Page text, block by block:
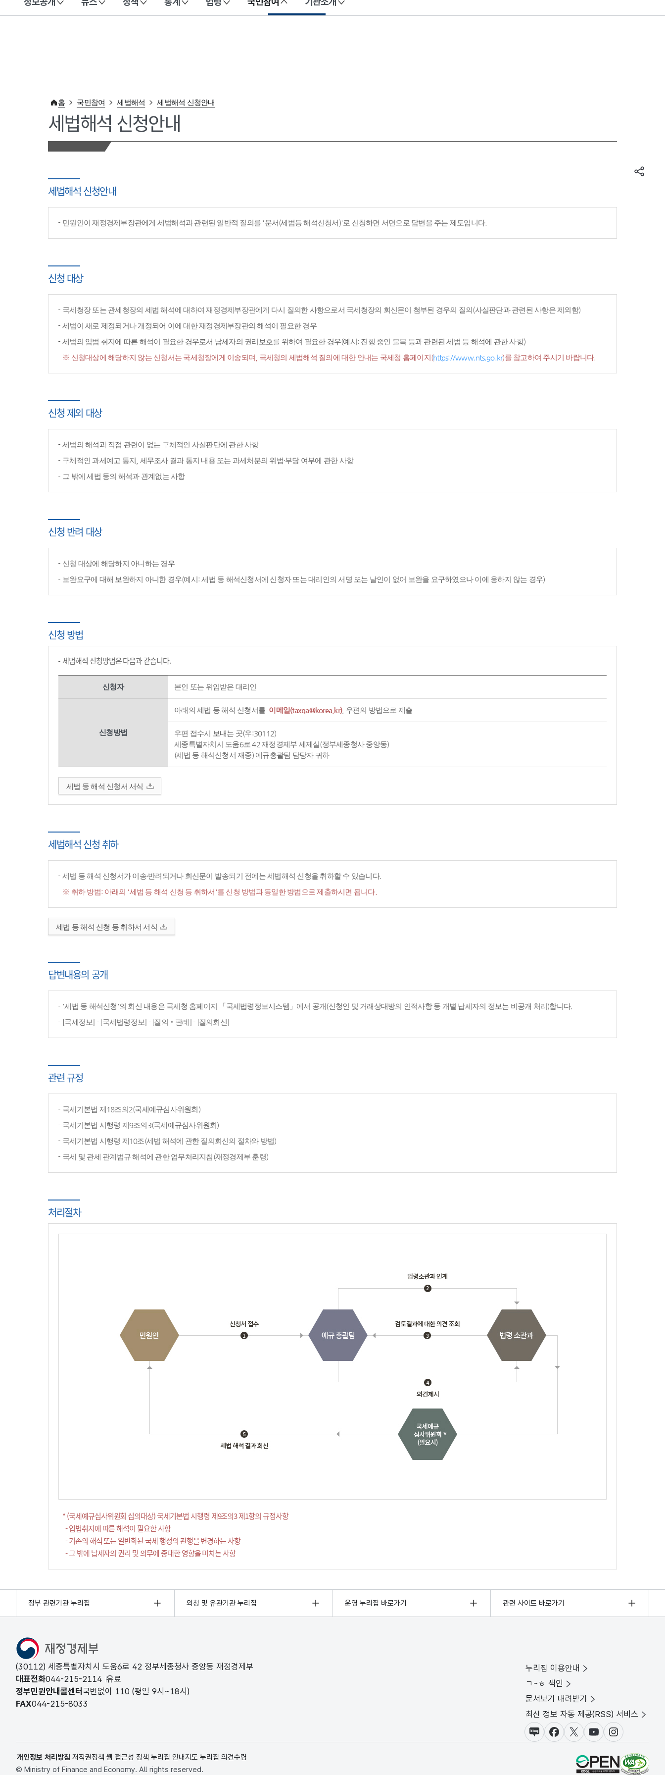
이 누리집은 대한민국 공식 전자정부 누리집입니다.
홈 국민참여 세법해석 세법해석 신청안내
세법해석 신청안내
세법해석 신청안내
민원인이 재정경제부장관에게 세법해석과 관련된 일반적 질의를 '문서(세법등 해석신청서)'로 신청하면 서면으로 답변을 주는 제도입니다.
신청 대상
국세청장 또는 관세청장의 세법 해석에 대하여 재정경제부장관에게 다시 질의한 사항으로서 국세청장의 회신문이 첨부된 경우의 질의(사실판단과 관련된 사항은 제외함)
세법이 새로 제정되거나 개정되어 이에 대한 재정경제부장관의 해석이 필요한 경우
세법의 입법 취지에 따른 해석이 필요한 경우로서 납세자의 권리보호를 위하여 필요한 경우(예시: 진행 중인 불복 등과 관련된 세법 등 해석에 관한 사항)
※ 신청대상에 해당하지 않는 신청서는 국세청장에게 이송되며, 국세청의 세법해석 질의에 대한 안내는 국세청 홈페이지(https://www.nts.go.kr)를 참고하여 주시기 바랍니다.
신청 제외 대상
세법의 해석과 직접 관련이 없는 구체적인 사실판단에 관한 사항
구체적인 과세예고 통지, 세무조사 결과 통지 내용 또는 과세처분의 위법·부당 여부에 관한 사항
그 밖에 세법 등의 해석과 관계없는 사항
신청 반려 대상
신청 대상에 해당하지 아니하는 경우
보완요구에 대해 보완하지 아니한 경우(예시: 세법 등 해석신청서에 신청자 또는 대리인의 서명 또는 날인이 없어 보완을 요구하였으나 이에 응하지 않는 경우)
신청 방법
세법해석 신청방법은 다음과 같습니다.
신청자 본인 또는 위임받은 대리인
신청방법
아래의 세법 등 해석 신청서를 이메일(taxqa@korea.kr), 우편의 방법으로 제출
우편 접수시 보내는 곳(우:30112)
세종특별자치시 도움6로 42 재정경제부 세제실(정부세종청사 중앙동)
(세법 등 해석신청서 재중) 예규총괄팀 담당자 귀하
세법 등 해석 신청서 서식
세법해석 신청 취하
세법 등 해석 신청서가 이송·반려되거나 회신문이 발송되기 전에는 세법해석 신청을 취하할 수 있습니다.
※ 취하 방법: 아래의 '세법 등 해석 신청 등 취하서'를 신청 방법과 동일한 방법으로 제출하시면 됩니다.
세법 등 해석 신청 등 취하서 서식
답변내용의 공개
'세법 등 해석신청'의 회신 내용은 국세청 홈페이지 「국세법령정보시스템」에서 공개(신청인 및 거래상대방의 인적사항 등 개별 납세자의 정보는 비공개 처리)합니다.
[국세정보] - [국세법령정보] - [질의‧판례] - [질의회신]
관련 규정
국세기본법 제18조의2(국세예규심사위원회)
국세기본법 시행령 제9조의3(국세예규심사위원회)
국세기본법 시행령 제10조(세법 해석에 관한 질의회신의 절차와 방법)
국세 및 관세 관계법규 해석에 관한 업무처리지침(재정경제부 훈령)
처리절차
* (국세예규심사위원회 심의대상) 국세기본법 시행령 제9조의3 제1항의 규정사항
- 입법취지에 따른 해석이 필요한 사항
- 기존의 해석 또는 일반화된 국세 행정의 관행을 변경하는 사항
- 그 밖에 납세자의 권리 및 의무에 중대한 영향을 미치는 사항
정부 관련기관 누리집 외청 및 유관기관 누리집 운영 누리집 바로가기 관련 사이트 바로가기
(30112) 세종특별자치시 도움6로 42 정부세종청사 중앙동 재정경제부
대표전화044-215-2114 유료
정부민원안내콜센터 국번없이 110 (평일 9시~18시)
FAX044-215-8033
누리집 이용안내
ㄱ~ㅎ 색인
문서보기 내려받기
최신 정보 자동 제공(RSS) 서비스
블로그페이스북X(트위터)
유튜브인스타그램
개인정보 처리방침 저작권정책 웹 접근성 정책 누리집 안내지도 누리집 의견수렴
© Ministry of Finance and Economy. All rights reserved.